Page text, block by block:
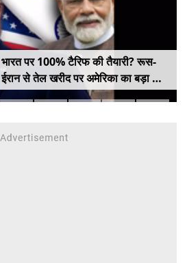
भारत पर 100% टैरिफ की तैयारी? रूस-
ईरान से तेल खरीद पर अमेरिका का बड़ा वार,
सीनेट में बिल पास